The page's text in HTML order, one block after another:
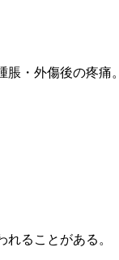
・外傷後の疼痛。
ることがある。